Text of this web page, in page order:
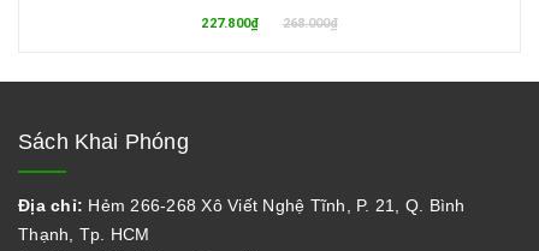
227.800₫ 268.000₫
Sách Khai Phóng
Địa chỉ: Hẻm 266-268 Xô Viết Nghệ Tĩnh, P. 21, Q. Bình
Thạnh, Tp. HCM